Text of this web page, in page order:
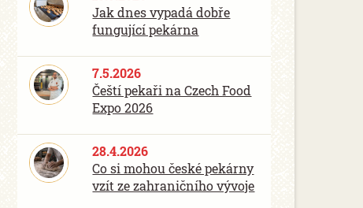
Jak dnes vypadá dobře
fungující pekárna
7.5.2026
Čeští pekaři na Czech Food
Expo 2026
28.4.2026
Co si mohou české pekárny
vzít ze zahraničního vývoje